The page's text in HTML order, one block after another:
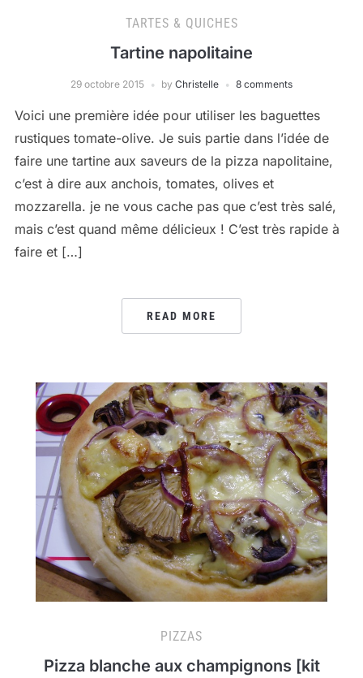
TARTES & QUICHES
Tartine napolitaine
29 octobre 2015 by Christelle 8 comments
Voici une première idée pour utiliser les baguettes
rustiques tomate-olive. Je suis partie dans l’idée de
faire une tartine aux saveurs de la pizza napolitaine,
c’est à dire aux anchois, tomates, olives et
mozzarella. je ne vous cache pas que c’est très salé,
mais c’est quand même délicieux ! C’est très rapide à
faire et […]
READ MORE
PIZZAS
Pizza blanche aux champignons [kit